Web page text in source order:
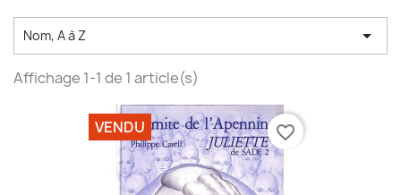
Nom, A à Z 
Affichage 1-1 de 1 article(s)
VENDU favorite_border